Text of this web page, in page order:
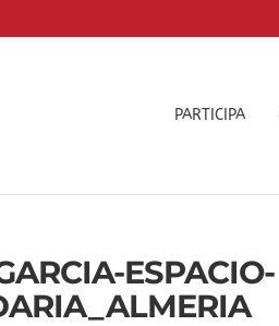
PARTICIPA
ESPACIO-